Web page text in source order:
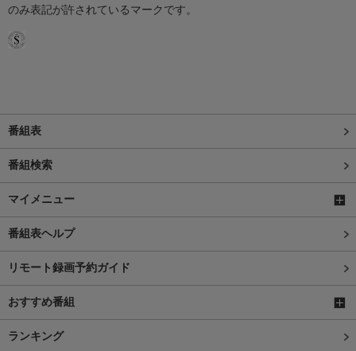
のみ表記が許されているマークです。
番組表
番組検索
マイメニュー
番組表ヘルプ
リモート録画予約ガイド
おすすめ番組
ランキング